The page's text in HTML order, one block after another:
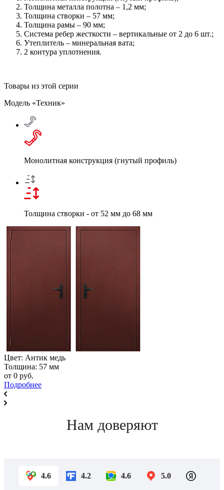
Толщина металла полотна – 1,2 мм;
Толщина створки – 57 мм;
Толщина рамы – 90 мм;
Система ребер жесткости – вертикальные от 2 до 6 шт.;
Утеплитель – минеральная вата;
2 контура уплотнения.
Товары из этой серии
Модель «Техник»
Монолитная конструкция (гнутый профиль)
Толщина створки - от 52 мм до 68 мм
Цвет: Антик медь
Толщина: 57 мм
от 0 руб.
Подробнее
Нам доверяют
4.6 4.2 4.6 5.0